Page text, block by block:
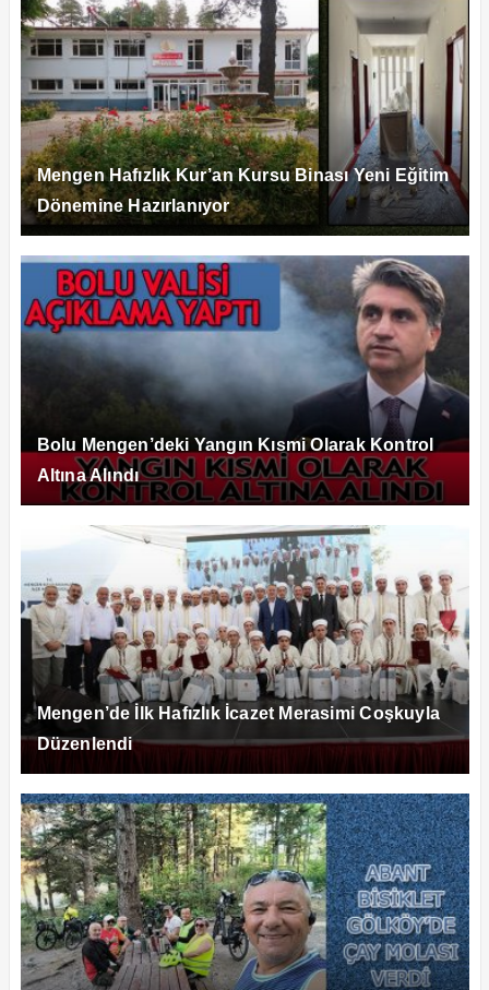
Mengen Hafızlık Kur’an Kursu Binası Yeni Eğitim
Dönemine Hazırlanıyor
Bolu Mengen’deki Yangın Kısmi Olarak Kontrol
Altına Alındı
Mengen’de İlk Hafızlık İcazet Merasimi Coşkuyla
Düzenlendi